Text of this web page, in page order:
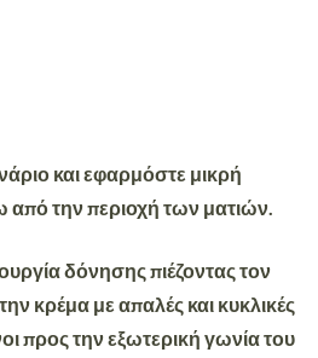
και εφαρμόστε μικρή
την περιοχή των ματιών.
δόνησης πιέζοντας τον
κρέμα με απαλές και κυκλικές
προς την εξωτερική γωνία του